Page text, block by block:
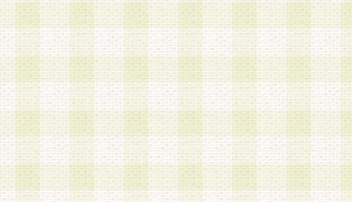
3.会員登録希望者が18歳未満、成年被後見人、被
人 である場合は、親権者などの法定代理人の同
録を行うものとします。なお、義務教育学齢に該
者については、登録時に 当社が別途定める方法
権者による承認手続きを行うものとします。
第3条 会員の登録方法
1.会員登録手続きは、会員登録希望者本人が行う
る登録は一切認められないものとします。
2.会員登録希望者は、本規約に同意の後、当社指